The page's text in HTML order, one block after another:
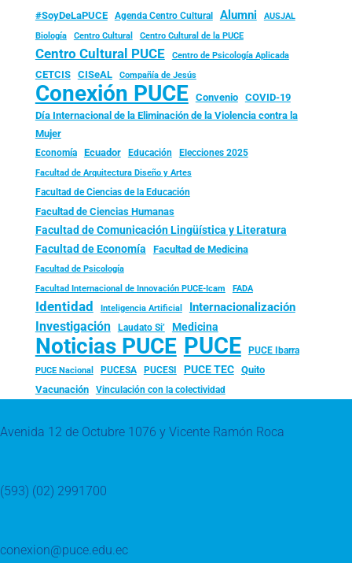
#SoyDeLaPUCE Agenda Centro Cultural Alumni
AUSJAL
Biología
Centro Cultural Centro Cultural de la PUCE
Centro Cultural PUCE Centro de Psicología Aplicada
CETCIS CISeAL Compañía de Jesús
Conexión PUCE Convenio
COVID-19
Día Internacional de la Eliminación de la Violencia contra la
Mujer
Economía Ecuador Educación Elecciones 2025
Facultad de Arquitectura Diseño y Artes
Facultad de Ciencias de la Educación
Facultad de Ciencias Humanas
Facultad de Comunicación Lingüística y Literatura
Facultad de Economía Facultad de Medicina
Facultad de Psicología
Facultad Internacional de Innovación PUCE-Icam FADA
Identidad Inteligencia Artificial Internacionalización
Investigación Laudato Si’ Medicina
Noticias PUCE PUCE PUCE Ibarra
PUCE Nacional PUCESA PUCESI PUCE TEC
Quito
Vacunación
Vinculación con la colectividad
Avenida 12 de Octubre 1076 y Vicente Ramón Roca
(593) (02) 2991700
conexion@puce.edu.ec